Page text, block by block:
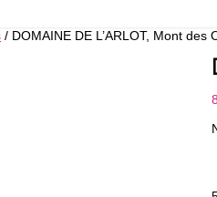
/ DOMAINE DE L’ARLOT, Mont des